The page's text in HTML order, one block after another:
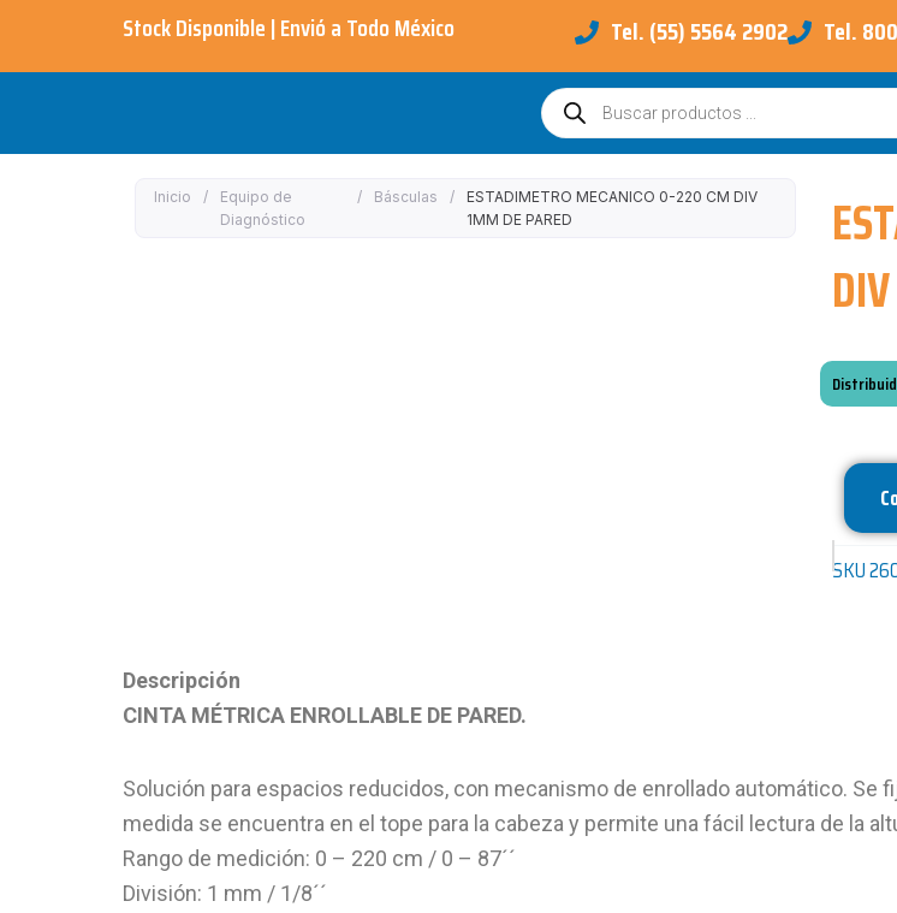
Stock Disponible | Envió a Todo México​ Tel. (55) 5564 2902 Tel.
Búsqueda
de
productos
Inicio /
Equipo de
Diagnóstico
/ Básculas /
ESTADIMETRO MECANICO 0-220 CM DIV
1MM DE PARED
SKU
Descripción
CINTA MÉTRICA ENROLLABLE DE PARED.
Solución para espacios reducidos, con mecanismo de enrollado automático. Se
medida se encuentra en el tope para la cabeza y permite una fácil lectura de la
Rango de medición: 0 – 220 cm / 0 – 87´´
División: 1 mm / 1/8´´